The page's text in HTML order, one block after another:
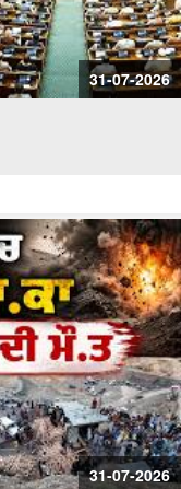
31-07-2026
31-07-2026